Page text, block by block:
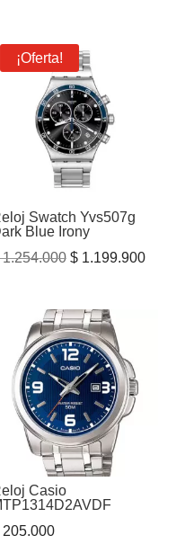
¡Oferta!
Swatch Yvs507g
Blue Irony
El
era:
$ 1.254.000.
$1.199.900El
Casio